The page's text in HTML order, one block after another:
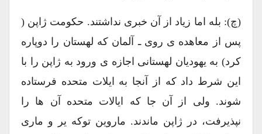
(چ): بله اما زیاد از آن خبری نداشتند. حکومت ژاپن (
پس از معاهده ی روی ـ آلمان که لهستان را دوپاره
کرد) به یهودیان لهستانی اجازه ی ورود به ژاپن را با
این شرط داد که از آنجا به ایلات متحده فرستاده
شوند. ولی از آن جا که ایالات متحده آن ها را
نپذیرفت، در ژاپن ماندند. ماروین توکه یر و ماری